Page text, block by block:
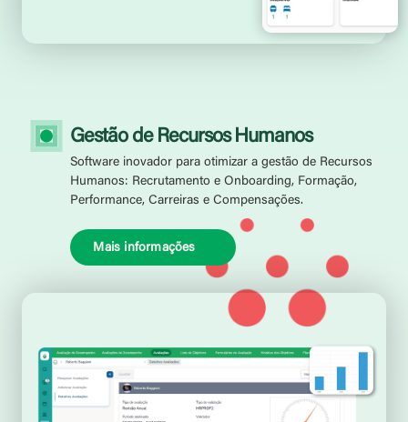
Gestão de Recursos Humanos
Software inovador para otimizar a gestão de Recursos
Humanos: Recrutamento e Onboarding, Formação,
Performance, Carreiras e Compensações.
Mais informações